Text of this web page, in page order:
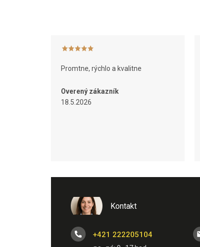
Promtne, rýchlo a kvalitne
Overený zákazník
18.5.2026
Kontakt
+421 222205104